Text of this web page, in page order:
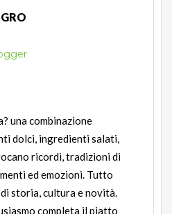
una combinazione
dolci, ingredienti salati,
ricordi, tradizioni di
ed emozioni. Tutto
storia, cultura e novità.
completa il piatto